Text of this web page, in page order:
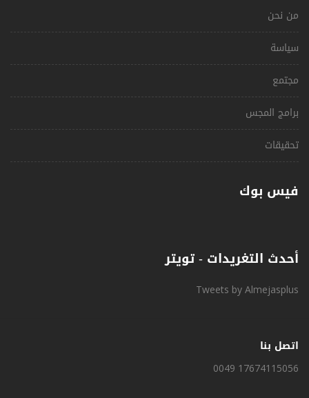
من نحن
سياسة
مجتمع
برامج المجس
تحقيقات
فيس بوك
أحدث التغريدات - تويتر
Tweets by Almejasplus
اتصل بنا
0049 17674115056